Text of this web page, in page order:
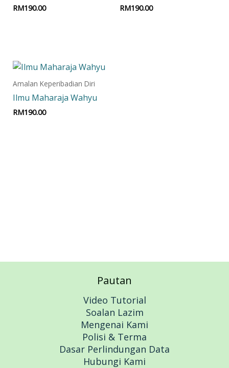
RM190.00 RM190.00
Amalan Keperibadian Diri
Ilmu Maharaja Wahyu
RM190.00
Pautan
Video Tutorial
Soalan Lazim
Mengenai Kami
Polisi & Terma
Dasar Perlindungan Data
Hubungi Kami